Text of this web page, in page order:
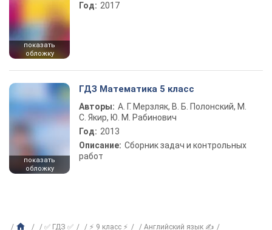
показать
обложку
Год: 2017
показать
обложку
ГДЗ Математика 5 класс
Авторы: А. Г. Мерзляк, В. Б. Полонский, М.
С. Якир, Ю. М. Рабинович
Год: 2013
Описание: Сборник задач и контрольных
работ
✅ ГДЗ ✅ ⚡ 9 класс ⚡
Английский язык ✍